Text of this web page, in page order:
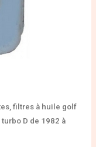
filtres à huile golf
D de 1982 à